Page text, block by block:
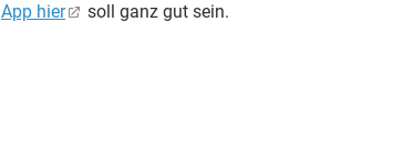
App hier soll ganz gut sein.